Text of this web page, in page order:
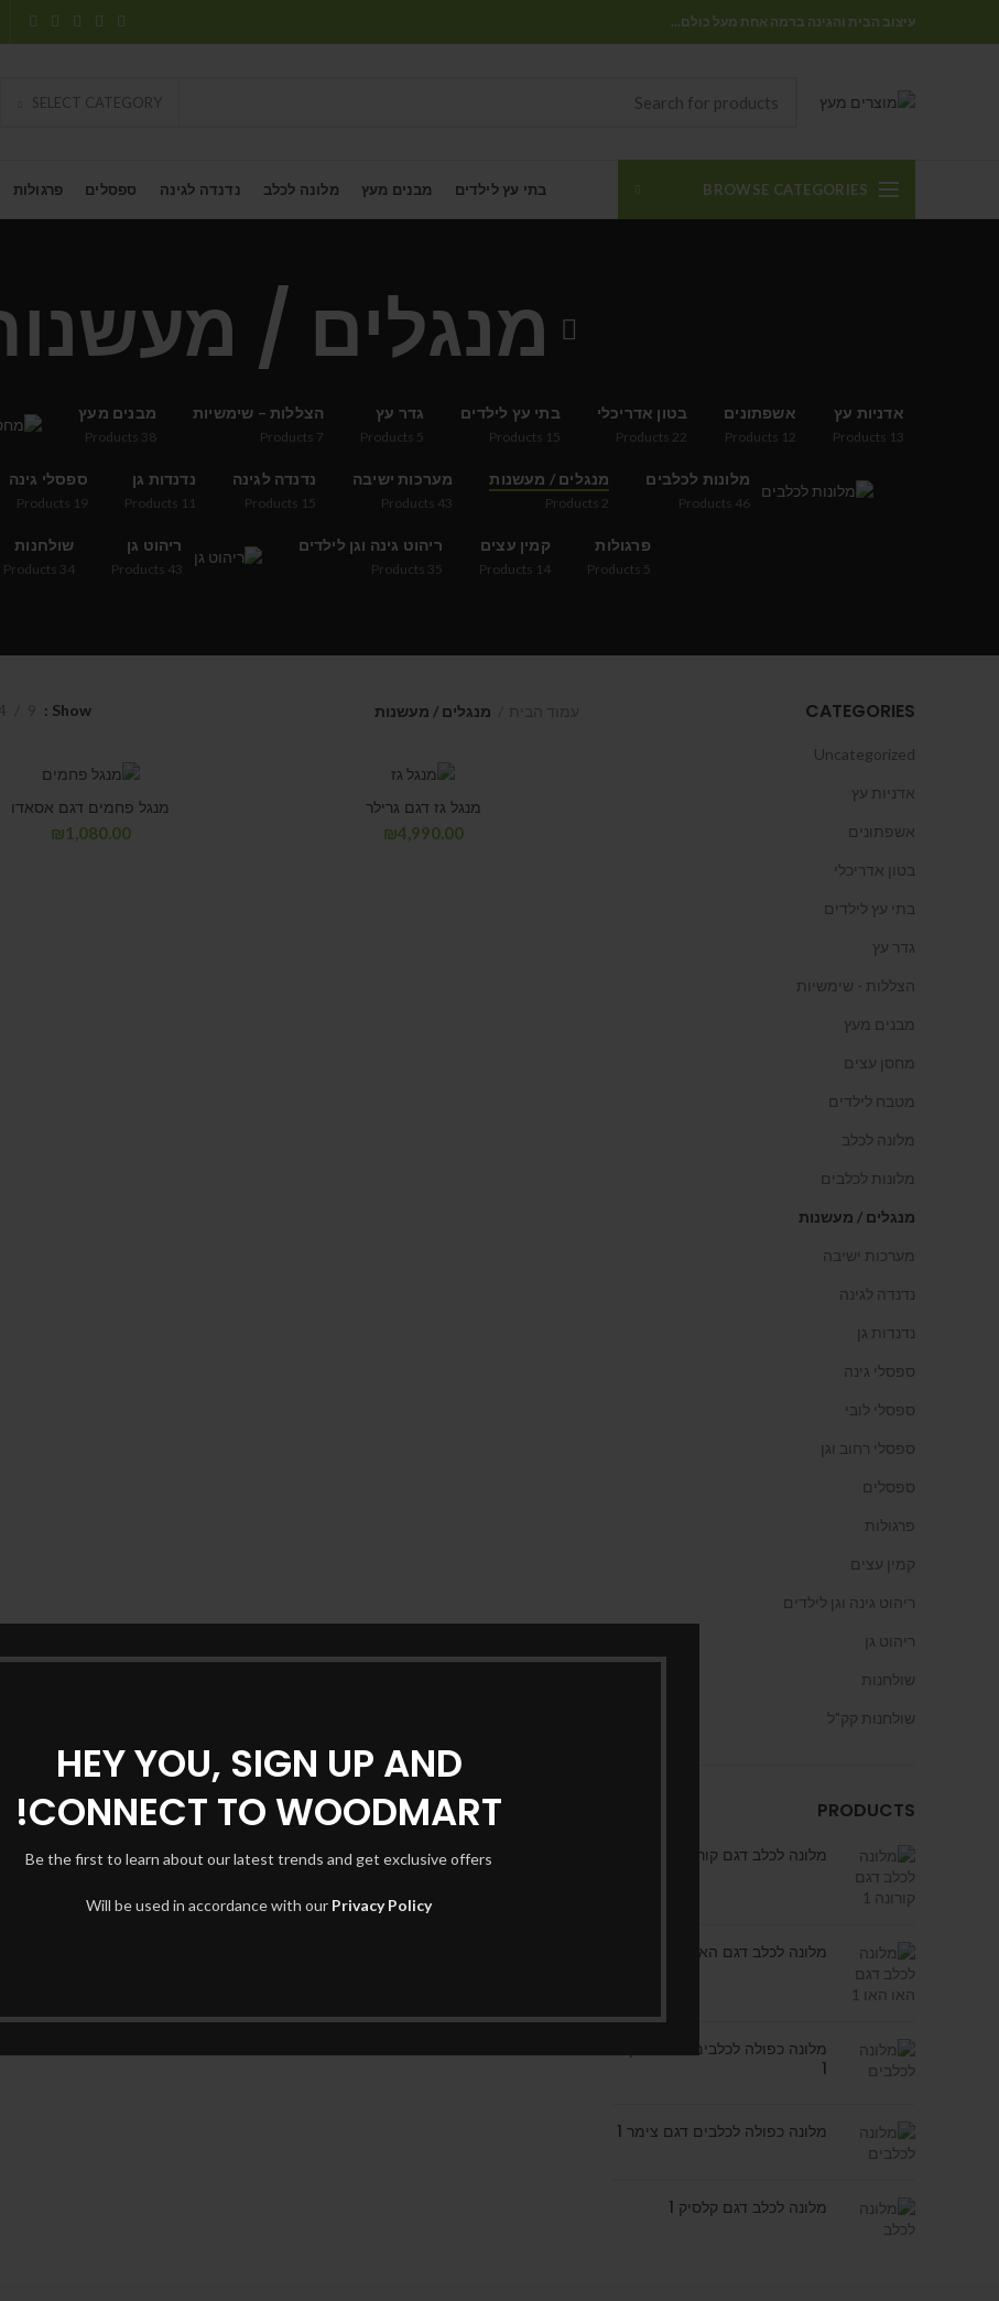
HEY YOU, SIGN UP AND
CONNECT TO WOODMART!
Be the first to learn about our latest trends and get exclusive offers
Will be used in accordance with our Privacy Policy
עיצוב הבית והגינה ברמה אחת מעל כולם...
SELECT CATEGORY
BROWSE CATEGORIES בתי עץ לילדים מבנים מעץ מלונה לכלב נדנדה לגינה ספסלים פרגולות
מנגלים /
אדניות עץ
13
Products
אשפתונים
12
Products
בטון אדריכלי
22
Products
בתי עץ לילדים
15
Products
גדר עץ
5
Products
הצללות – שימשיות
7
Products
מבנים מעץ
38
Products
מלונות לכלבים
46
Products
מנגלים / מעשנות
2
Products
מערכות ישיבה
43
Products
נדנדה לגינה
15
Products
נדנדות גן
11
Products
ספסלי גינה
19
Products
פרגולות
5
Products
קמין עצים
14
Products
ריהוט גינה וגן לילדים
35
Products
ריהוט גן
43
Products
שולחנות
34
Products
CATEGORIES
Uncategorized
אדניות עץ
אשפתונים
בטון אדריכלי
בתי עץ לילדים
גדר עץ
הצללות - שימשיות
מבנים מעץ
מחסן עצים
מטבח לילדים
מלונה לכלב
מלונות לכלבים
מנגלים / מעשנות
מערכות ישיבה
נדנדה לגינה
נדנדות גן
ספסלי גינה
ספסלי לובי
ספסלי רחוב וגן
ספסלים
פרגולות
קמין עצים
ריהוט גינה וגן לילדים
ריהוט גן
שולחנות
שולחנות קק"ל
PRODUCTS
מלונה לכלב דגם קורונה 1
מלונה לכלב דגם האו האו 1
מלונה כפולה לכלבים דגם בריקס
1
מלונה כפולה לכלבים דגם צימר 1
מלונה לכלב דגם קלסיק 1
מנגלים / מעשנות Show
מנגל גז דגם גרילר
₪4,990.00
מנגל פחמים דגם אסאדו
₪1,080.00